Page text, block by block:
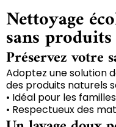
Nettoyage
sans
Préservez votre
Adoptez une solution
des produits naturels
• Idéal pour les
• Respectueux des